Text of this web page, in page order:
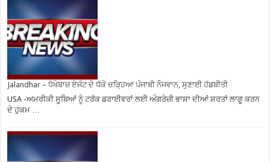
Jalandhar – ਧੋਖੇਬਾਜ਼ ਏਜੰਟ ਦੇ ਧੱਕੇ ਚੜ੍ਹਿਆ ਪੰਜਾਬੀ ਨੌਜਵਾਨ, ਸੁਣਾਈ ਹੱਡਬੀਤੀ
USA -ਅਮਰੀਕੀ ਸੂਬਿਆਂ ਨੂੰ ਟਰੱਕ ਡਰਾਈਵਰਾਂ ਲਈ ਅੰਗਰੇਜ਼ੀ ਭਾਸ਼ਾ ਦੀਆਂ ਸ਼ਰਤਾਂ ਲਾਗੂ ਕਰਨ
ਦੇ ਹੁਕਮ …